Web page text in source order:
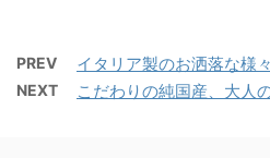
PREV イタリア製のお洒落な様
NEXT こだわりの純国産、大人